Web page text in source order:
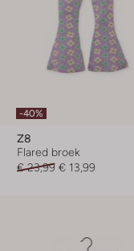
-40%
Z8
Flared broek
€ 23,99 € 13,99